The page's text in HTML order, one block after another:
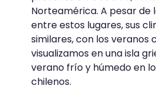
Norteamérica. A pesar de
entre estos lugares, sus
similares, con los veranos
visualizamos en una isla
verano frío y húmedo en
chilenos.